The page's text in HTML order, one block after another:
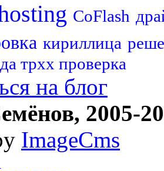
CoFlash
кириллица
трхх проверка
на блог
2005-
ImageCms